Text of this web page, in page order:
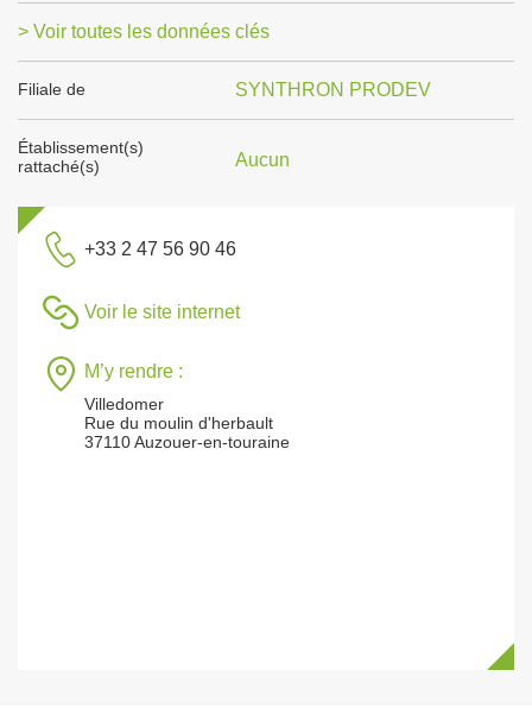
> Voir toutes les données clés
Filiale de SYNTHRON PRODEV
Établissement(s)
rattaché(s)
Aucun
+33 2 47 56 90 46
Voir le site internet
M’y rendre :
Villedomer
Rue du moulin d'herbault
37110 Auzouer-en-touraine